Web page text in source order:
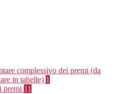
complessivo dei premi (da
in tabelle) 1
premi 11